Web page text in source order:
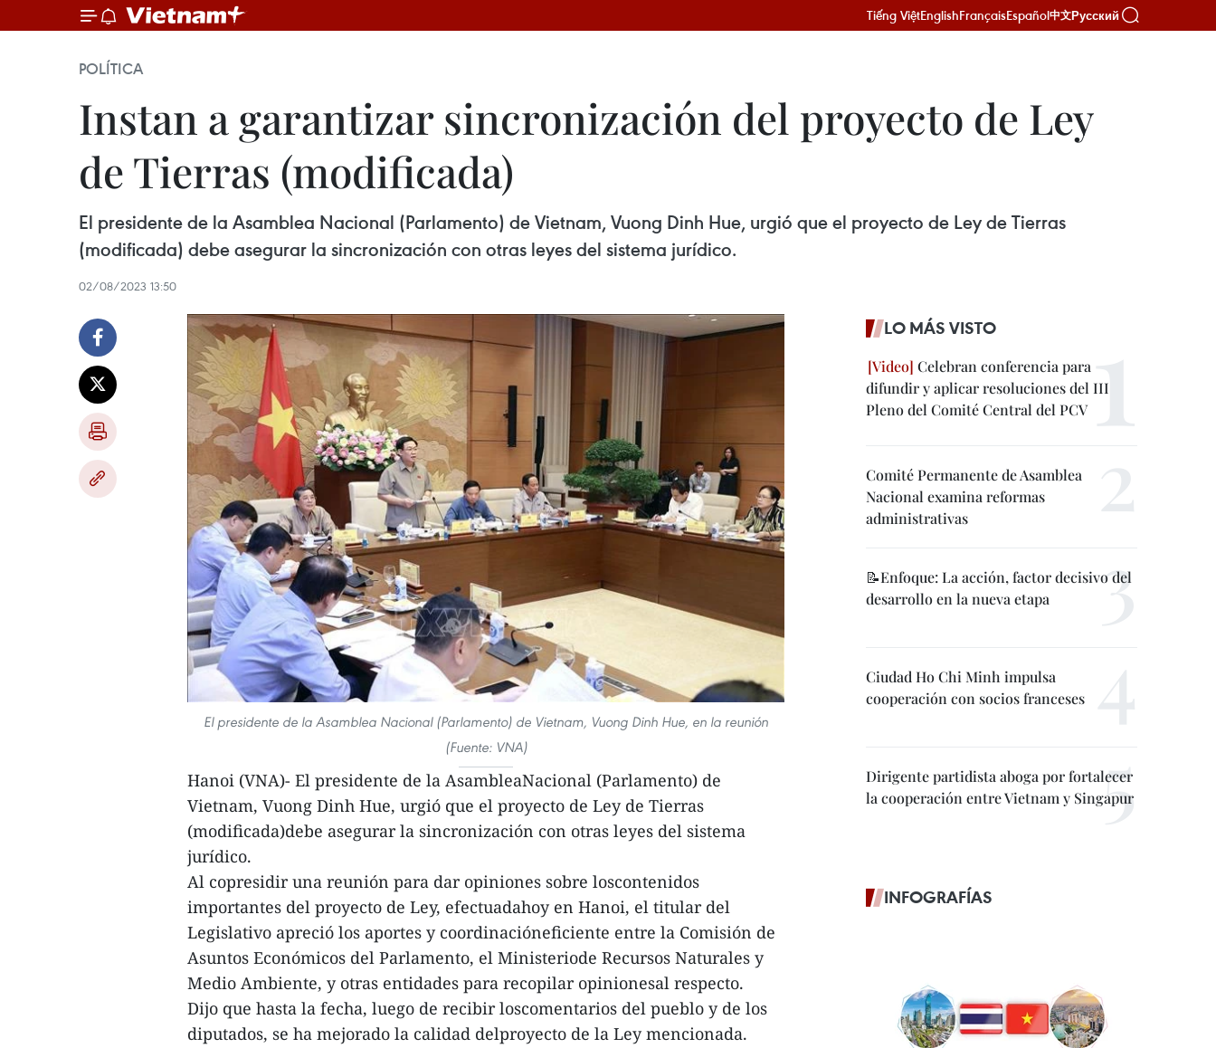
Tiếng ViệtEnglishFrançaisEspañol中文Русский
POLÍTICA
Instan a garantizar sincronización del proyecto de Ley
de Tierras (modificada)
El presidente de la Asamblea Nacional (Parlamento) de Vietnam, Vuong Dinh Hue, urgió que el proyecto de Ley de Tierras
(modificada) debe asegurar la sincronización con otras leyes del sistema jurídico.
02/08/2023 13:50
El presidente de la Asamblea Nacional (Parlamento) de Vietnam, Vuong Dinh Hue, en la reunión
(Fuente: VNA)
Hanoi (VNA)- El presidente de la AsambleaNacional (Parlamento) de
Vietnam, Vuong Dinh Hue, urgió que el proyecto de Ley de Tierras
(modificada)debe asegurar la sincronización con otras leyes del sistema
jurídico.
Al copresidir una reunión para dar opiniones sobre loscontenidos
importantes del proyecto de Ley, efectuadahoy en Hanoi, el titular del
Legislativo apreció los aportes y coordinacióneficiente entre la Comisión de
Asuntos Económicos del Parlamento, el Ministeriode Recursos Naturales y
Medio Ambiente, y otras entidades para recopilar opinionesal respecto.
Dijo que hasta la fecha, luego de recibir loscomentarios del pueblo y de los
diputados, se ha mejorado la calidad delproyecto de la Ley mencionada.
LO MÁS VISTO
Celebran conferencia para
difundir y aplicar resoluciones del III
Pleno del Comité Central del PCV
Comité Permanente de Asamblea
Nacional examina reformas
administrativas
📝Enfoque: La acción, factor decisivo del
desarrollo en la nueva etapa
Ciudad Ho Chi Minh impulsa
cooperación con socios franceses
Dirigente partidista aboga por fortalecer
la cooperación entre Vietnam y Singapur
INFOGRAFÍAS